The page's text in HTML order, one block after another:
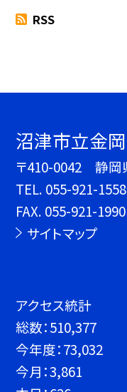
RSS
沼津市立金
〒410-0042 静岡
TEL. 055-921-1558
FAX. 055-921-1990
サイトマップ
アクセス統計
総数：510,377
今年度：73,032
今月：3,861